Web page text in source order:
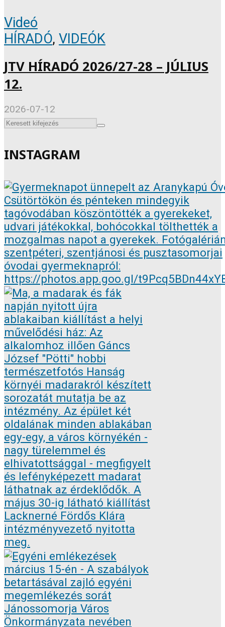
Videó
HÍRADÓ, VIDEÓK
JTV HÍRADÓ 2026/27-28 – JÚLIUS
12.
2026-07-12
INSTAGRAM